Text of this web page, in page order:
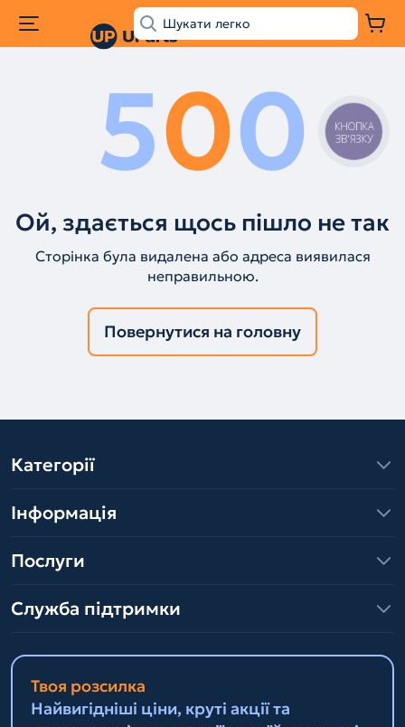
500
Ой, здається щось пішло не так
Сторінка була видалена або адреса виявилася
неправильною.
Повернутися на головну
Категорії
Інформація
Послуги
Служба підтримки
Твоя розсилка
Найвигідніші ціни, круті акції та
КНОПКА
ЗВ'ЯЗКУ